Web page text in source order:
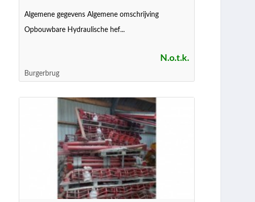
Algemene gegevens Algemene omschrijving
Opbouwbare Hydraulische hef...
N.o.t.k.
Burgerbrug